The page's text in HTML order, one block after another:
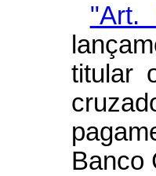
"Art.
titular
Banco